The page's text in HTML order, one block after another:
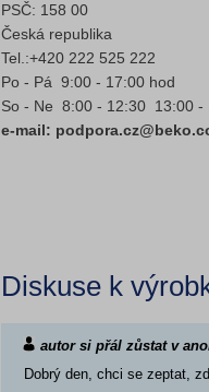
PSČ: 158 00
Česká republika
Tel.:+420 222 525 222
Po - Pá 9:00 - 17:00 hod
So - Ne 8:00 - 12:30 13:00 -
e-mail:
Diskuse k
autor si přál zůstat v
Dobrý den, chci se zeptat,